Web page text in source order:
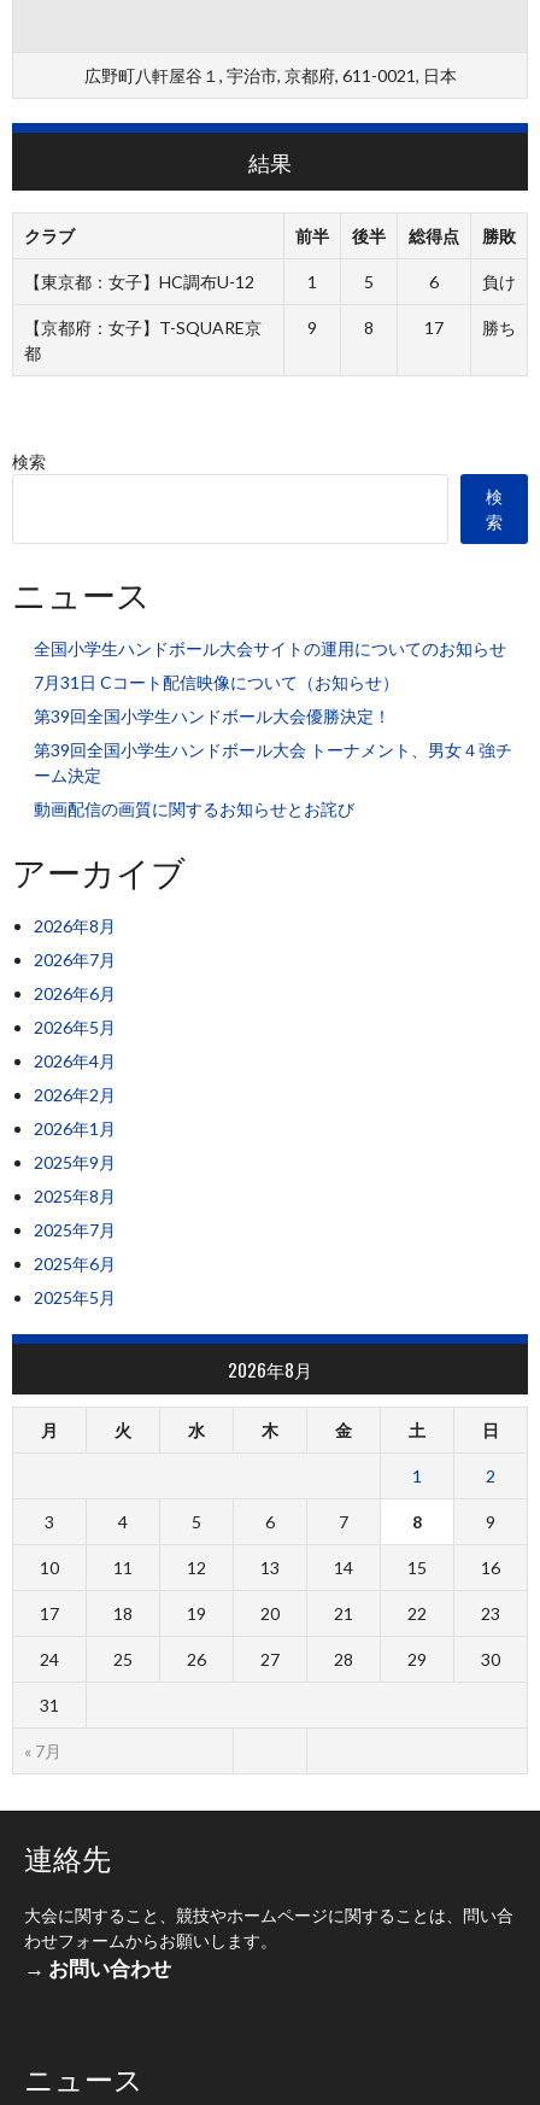
広野町八軒屋谷１, 宇治市, 京都府, 611-0021, 日本
結果
クラブ 前半 後半 総得点 勝敗
【東京都：女子】HC調布U-12 1 5 6 負け
【京都府：女子】T-SQUARE京
都
9 8 17 勝ち
検索
検
索
ニュース
全国小学生ハンドボール大会サイトの運用についてのお知らせ
7月31日 Cコート配信映像について（お知らせ）
第39回全国小学生ハンドボール大会優勝決定！
第39回全国小学生ハンドボール大会 トーナメント、男女４強チ
ーム決定
動画配信の画質に関するお知らせとお詫び
アーカイブ
2026年8月
2026年7月
2026年6月
2026年5月
2026年4月
2026年2月
2026年1月
2025年9月
2025年8月
2025年7月
2025年6月
2025年5月
2026年8月
月 火 水 木 金 土 日
« 7月
1 2
3 4 5 6 7 8 9
10 11 12 13 14 15 16
17 18 19 20 21 22 23
24 25 26 27 28 29 30
31
連絡先
大会に関すること、競技やホームページに関することは、問い合
わせフォームからお願いします。
→ お問い合わせ
ニュース